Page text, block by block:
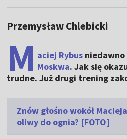
Przemysław Chlebicki
M aciej Rybus niedawno
Moskwa. Jak się
trudne. Już drugi trening
Znów głośno wokół
oliwy do ognia? [FOTO]